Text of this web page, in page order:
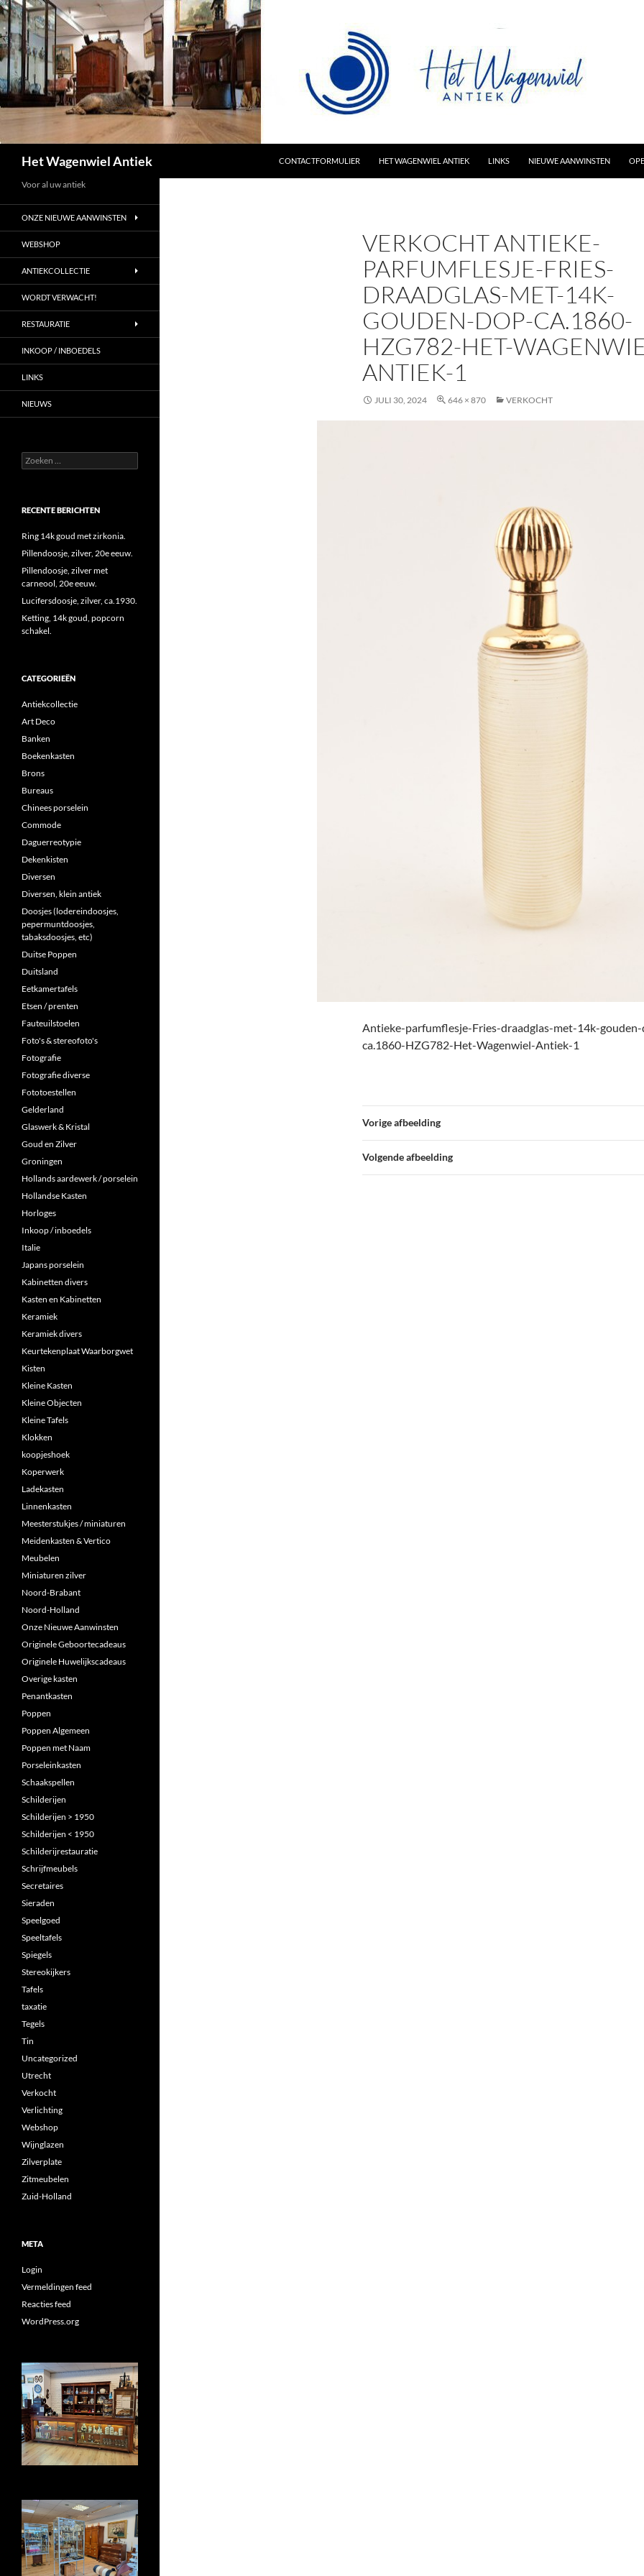
Het Wagenwiel Antiek
CONTACTFORMULIER
HET WAGENWIEL ANTIEK LINKS NIEUWE AANWINSTEN
VERKOCHT ANTIEKE-
PARFUMFLESJE-FRIES-
DRAADGLAS-MET-14K-
GOUDEN-DOP-CA.1860-
HZG782-HET-
ANTIEK-1
JULI 30, 2024 646 × 870 VERKOCHT
Antieke-parfumflesje-Fries-draadglas-met-14k-
ca.1860-HZG782-Het-Wagenwiel-Antiek-1
Vorige afbeelding
Volgende afbeelding
Voor al uw antiek
ONZE NIEUWE AANWINSTEN
WEBSHOP
ANTIEKCOLLECTIE
WORDT VERWACHT!
RESTAURATIE
INKOOP / INBOEDELS
LINKS
NIEUWS
Zoeken
naar:
RECENTE BERICHTEN
Ring 14k goud met zirkonia.
Pillendoosje, zilver, 20e eeuw.
Pillendoosje, zilver met
carneool, 20e eeuw.
Lucifersdoosje, zilver, ca.1930.
Ketting, 14k goud, popcorn
schakel.
CATEGORIEËN
Antiekcollectie
Art Deco
Banken
Boekenkasten
Brons
Bureaus
Chinees porselein
Commode
Daguerreotypie
Dekenkisten
Diversen
Diversen, klein antiek
Doosjes (lodereindoosjes,
pepermuntdoosjes,
tabaksdoosjes, etc)
Duitse Poppen
Duitsland
Eetkamertafels
Etsen / prenten
Fauteuilstoelen
Foto's & stereofoto's
Fotografie
Fotografie diverse
Fototoestellen
Gelderland
Glaswerk & Kristal
Goud en Zilver
Groningen
Hollands aardewerk / porselein
Hollandse Kasten
Horloges
Inkoop / inboedels
Italie
Japans porselein
Kabinetten divers
Kasten en Kabinetten
Keramiek
Keramiek divers
Keurtekenplaat Waarborgwet
Kisten
Kleine Kasten
Kleine Objecten
Kleine Tafels
Klokken
koopjeshoek
Koperwerk
Ladekasten
Linnenkasten
Meesterstukjes / miniaturen
Meidenkasten & Vertico
Meubelen
Miniaturen zilver
Noord-Brabant
Noord-Holland
Onze Nieuwe Aanwinsten
Originele Geboortecadeaus
Originele Huwelijkscadeaus
Overige kasten
Penantkasten
Poppen
Poppen Algemeen
Poppen met Naam
Porseleinkasten
Schaakspellen
Schilderijen
Schilderijen > 1950
Schilderijen < 1950
Schilderijrestauratie
Schrijfmeubels
Secretaires
Sieraden
Speelgoed
Speeltafels
Spiegels
Stereokijkers
Tafels
taxatie
Tegels
Tin
Uncategorized
Utrecht
Verkocht
Verlichting
Webshop
Wijnglazen
Zilverplate
Zitmeubelen
Zuid-Holland
META
Login
Vermeldingen feed
Reacties feed
WordPress.org